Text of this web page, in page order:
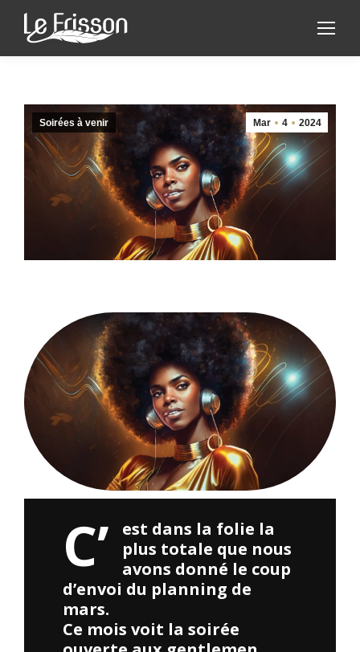
Mar 4 2024
Soirées à venir
C’
est dans la folie la
plus totale que nous
avons donné le coup
d’envoi du planning de
mars.
Ce mois voit la soirée